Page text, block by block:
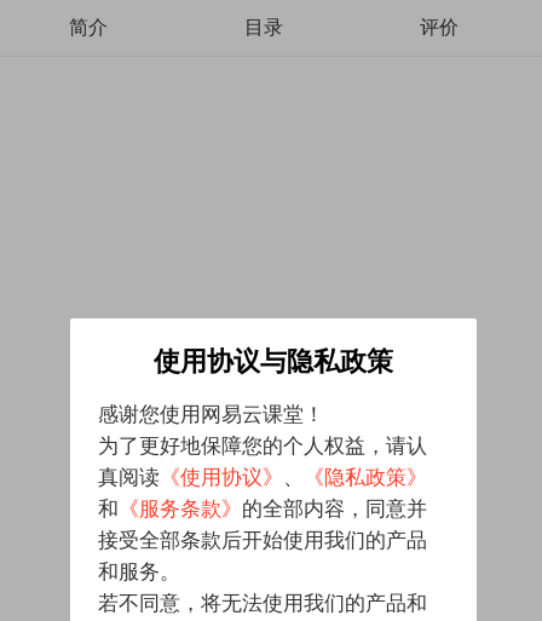
简介 目录 评价
使用协议与隐私政策
感谢您使用网易云课堂！
为了更好地保障您的个人权益，请认
真阅读 《使用协议》 、
《隐私政策》
和 《服务条款》 的全部内容，同意并
接受全部条款后开始使用我们的产品
和服务。
若不同意，将无法使用我们的产品和